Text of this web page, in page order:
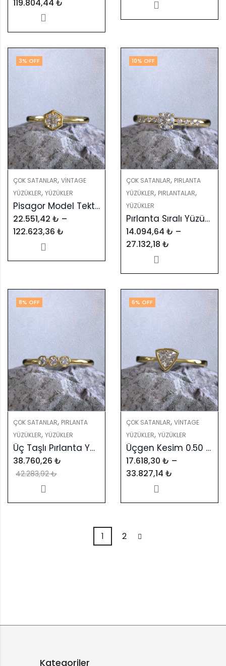
119.804,44 ₺
3% OFF
ÇOK SATANLAR, VINTAGE
YÜZÜKLER, YÜZÜKLER
Pisagor Model Tektaş Yüzük
22.551,42 ₺ –
122.623,36 ₺
10% OFF
ÇOK SATANLAR, PIRLANTA
YÜZÜKLER, PIRLANTALAR,
YÜZÜKLER
Pırlanta Sıralı Yüzük: GIA & HRD Sertifikalı Elmaslarla Zamansız Tasarım
14.094,64 ₺ –
27.132,18 ₺
8% OFF
ÇOK SATANLAR, PIRLANTA
YÜZÜKLER, YÜZÜKLER
Üç Taşlı Pırlanta Yüzük – Zarafetin ve Anlamın Sembolü
38.760,26 ₺
42.283,92₺
6% OFF
ÇOK SATANLAR, VINTAGE
YÜZÜKLER, YÜZÜKLER
Üçgen Kesim 0.50 Karat Taşlı Yüzük: Renkli Taşlarla Kişiselleştirilmiş Zarafet
17.618,30 ₺ –
33.827,14 ₺
1 2
Kategoriler